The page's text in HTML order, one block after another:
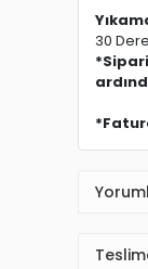
30